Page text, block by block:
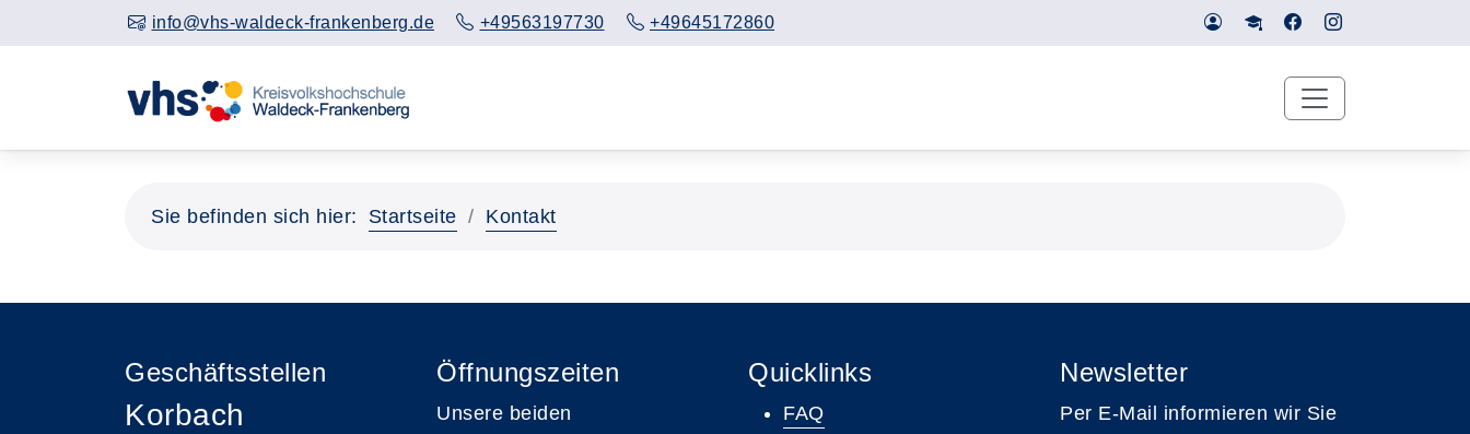
info@vhs-waldeck-frankenberg.de +49563197730 +49645172860
Sie befinden sich hier: Startseite Kontakt
Geschäftsstellen
Korbach
Öffnungszeiten
Unsere beiden
Quicklinks
FAQ
Newsletter
Per E-Mail informieren wir Sie